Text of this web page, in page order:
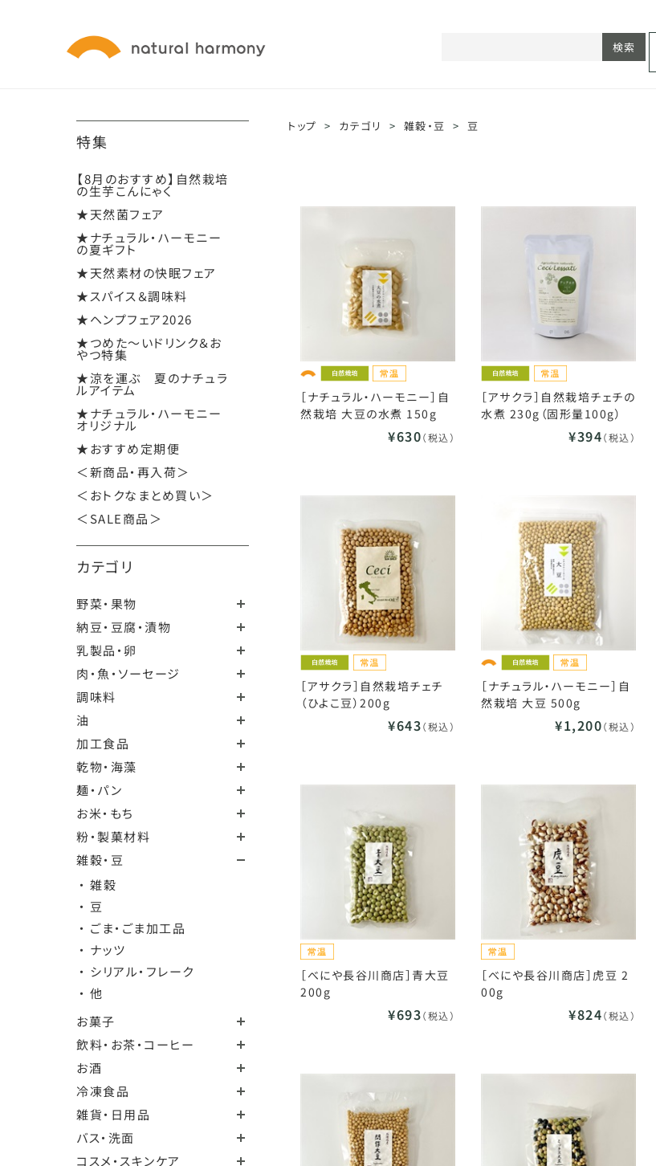
検索
特集
【8月のおすすめ】自然栽培
の生芋こんにゃく
★天然菌フェア
★ナチュラル・ハーモニー
の夏ギフト
★天然素材の快眠フェア
★スパイス＆調味料
★ヘンプフェア2026
★つめた～いドリンク＆お
やつ特集
★涼を運ぶ 夏のナチュラ
ルアイテム
★ナチュラル・ハーモニー
オリジナル
★おすすめ定期便
＜新商品・再入荷＞
＜おトクなまとめ買い＞
＜SALE商品＞
カテゴリ
野菜・果物
納豆・豆腐・漬物
乳製品・卵
肉・魚・ソーセージ
調味料
油
加工食品
乾物・海藻
麺・パン
お米・もち
粉・製菓材料
雑穀・豆
・ 雑穀
・ 豆
・ ごま・ごま加工品
・ ナッツ
・ シリアル・フレーク
・ 他
お菓子
飲料・お茶・コーヒー
お酒
冷凍食品
雑貨・日用品
バス・洗面
コスメ・スキンケア
トップ > カテゴリ > 雑穀・豆 > 豆
［ナチュラル・ハーモニー］自
然栽培 大豆の水煮 150g
¥630（税込）
［アサクラ］自然栽培チェチの
水煮 230g（固形量100g）
¥394（税込）
［アサクラ］自然栽培チェチ
（ひよこ豆）200g
¥643（税込）
［ナチュラル・ハーモニー］自
然栽培 大豆 500g
¥1,200（税込）
［べにや長谷川商店］青大豆
200g
¥693（税込）
［べにや長谷川商店］虎豆 2
00g
¥824（税込）